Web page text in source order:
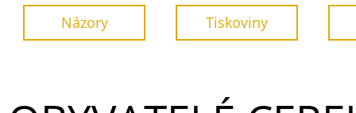
Názory Tiskoviny